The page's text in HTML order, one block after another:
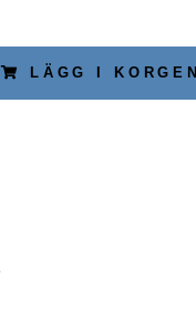
LÄGG I KORGEN